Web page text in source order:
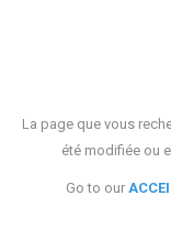
La page que vous
été modifiée ou
Go to our